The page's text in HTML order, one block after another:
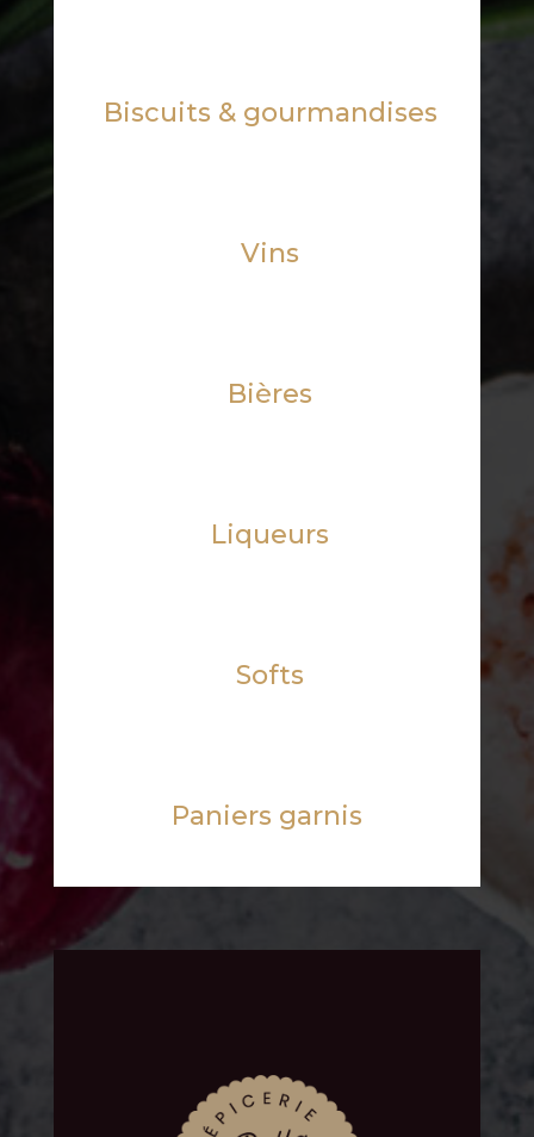
Biscuits & gourmandises
Vins
Bières
Liqueurs
Softs
Paniers garnis